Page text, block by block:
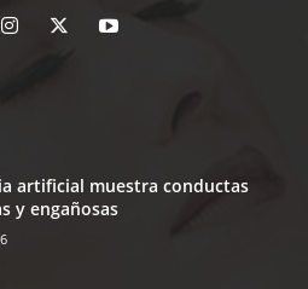
artificial muestra conductas
y engañosas